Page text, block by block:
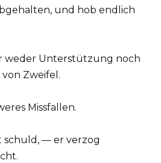
und hob endlich
weder Unterstützung noch
Zweifel.
Missfallen.
schuld, — er verzog